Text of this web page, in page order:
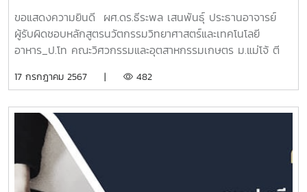
ขอแสดงความยินดี ผศ.ดร.ธีระพล เสนพันธุ์ ประธานอาจารย์
ผู้รับผิดชอบหลักสูตรนวัตกรรมวิทยาศาสตร์และเทคโนโลยี
อาหาร_ป.โท คณะวิศวกรรมและอุตสาหกรรมเกษตร ม.แม่โจ้ ตี
SJR Quartile 1, IF =5.7ชื่อผลงาน: Impact of different
green chili paste (Nam Prik Num)Link:
https://www.sciencedirect.com/.../pii/
17 กรกฎาคม 2567 | 482